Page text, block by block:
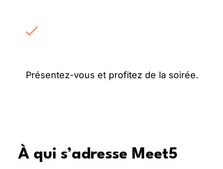
Présentez-vous et profitez de la soirée.
À qui s’adresse Meet5